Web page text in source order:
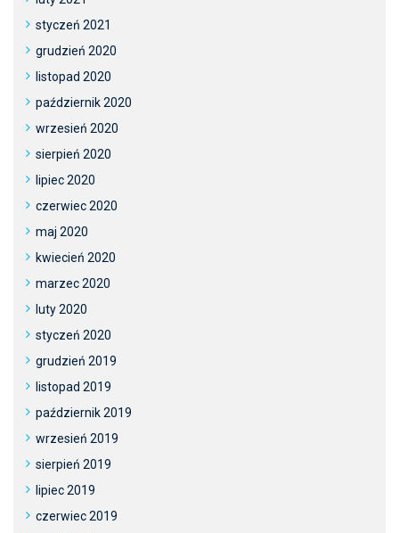
styczeń 2021
grudzień 2020
listopad 2020
październik 2020
wrzesień 2020
sierpień 2020
lipiec 2020
czerwiec 2020
maj 2020
kwiecień 2020
marzec 2020
luty 2020
styczeń 2020
grudzień 2019
listopad 2019
październik 2019
wrzesień 2019
sierpień 2019
lipiec 2019
czerwiec 2019